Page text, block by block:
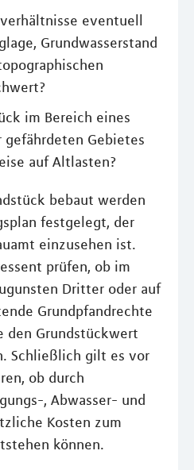
eventuell
Grundwasserstand
im Bereich eines
gefährdeten Gebietes
auf Altlasten?
bebaut werden
festgelegt, der
einzusehen ist.
prüfen, ob im
Dritter oder auf
Grundpfandrechte
den Grundstückwert
Schließlich gilt es vor
ob durch
, Abwasser- und
Kosten zum
können.